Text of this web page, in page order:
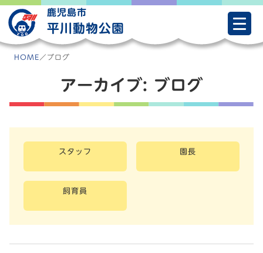
Skip
to
content
鹿児島市
平川動物公園
HOME ／ ブログ
アーカイブ: ブログ
スタッフ 園長
飼育員